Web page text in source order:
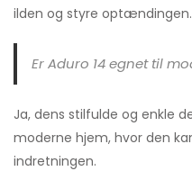
ilden og styre optændingen.
Er Aduro 14 egnet til
Ja, dens stilfulde og enkle
moderne hjem, hvor den
indretningen.